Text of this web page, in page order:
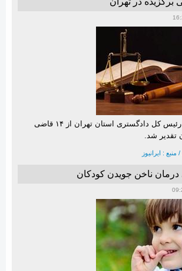
عصر امروز از سوی رئیس کل دادگستری استان تهران از ۱۴ قاضی
تقدیر شد.
منبع : ایرانیوز
درمان ناخن جویدن کودکان